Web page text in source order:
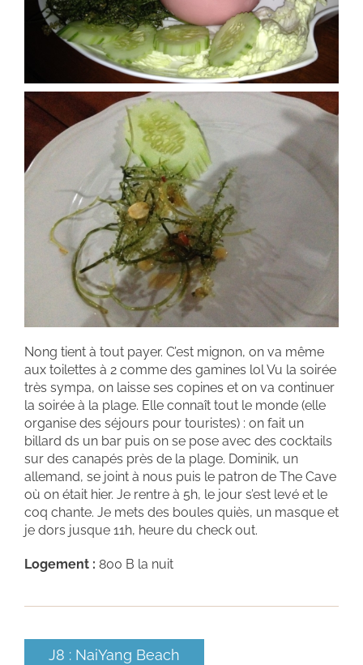
Nong tient à tout payer. C’est mignon, on va même
aux toilettes à 2 comme des gamines lol Vu la soirée
très sympa, on laisse ses copines et on va continuer
la soirée à la plage. Elle connaît tout le monde (elle
organise des séjours pour touristes) : on fait un
billard ds un bar puis on se pose avec des cocktails
sur des canapés près de la plage. Dominik, un
allemand, se joint à nous puis le patron de The Cave
où on était hier. Je rentre à 5h, le jour s’est levé et le
coq chante. Je mets des boules quiès, un masque et
je dors jusque 11h, heure du check out.
Logement : 800 B la nuit
J8 : NaiYang Beach